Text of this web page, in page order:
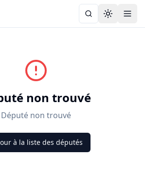
Toggle
non trouvé
Député non trouvé
à la liste des députés